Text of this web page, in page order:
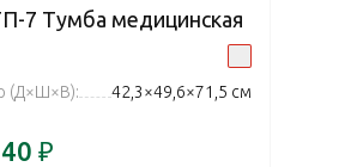
7 Тумба медицинская
(Д×Ш×В):
42,3×49,6×71,5 см
₽